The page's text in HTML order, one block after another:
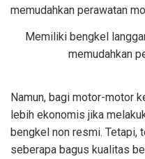
Memiliki bengkel
memudahkan
Namun, bagi motor-motor
lebih ekonomis jika
bengkel non resmi. Tetapi,
seberapa bagus kualitas